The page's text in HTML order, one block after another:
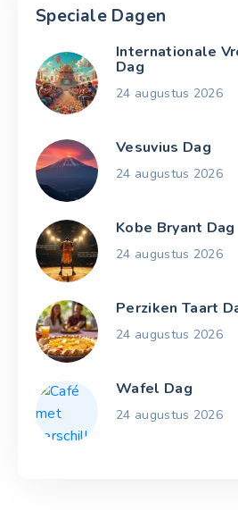
Speciale Dagen
Internationale
Dag
24 augustus 2026
Vesuvius Dag
24 augustus 2026
Kobe Bryant Dag
24 augustus 2026
Perziken Taart
24 augustus 2026
Wafel Dag
24 augustus 2026